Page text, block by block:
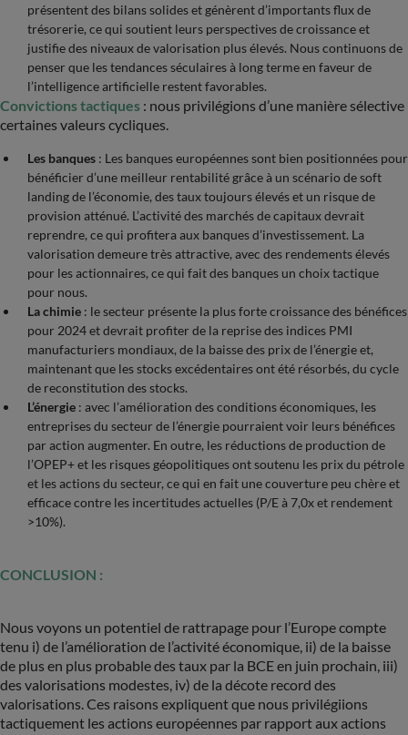
présentent des bilans solides et génèrent d’importants flux de
trésorerie, ce qui soutient leurs perspectives de croissance et
justifie des niveaux de valorisation plus élevés. Nous continuons de
penser que les tendances séculaires à long terme en faveur de
l’intelligence artificielle restent favorables.
Convictions tactiques : nous privilégions d’une manière sélective
certaines valeurs cycliques.
Les banques : Les banques européennes sont bien positionnées pour
bénéficier d’une meilleur rentabilité grâce à un scénario de soft
landing de l’économie, des taux toujours élevés et un risque de
provision atténué. L’activité des marchés de capitaux devrait
reprendre, ce qui profitera aux banques d’investissement. La
valorisation demeure très attractive, avec des rendements élevés
pour les actionnaires, ce qui fait des banques un choix tactique
pour nous.
La chimie : le secteur présente la plus forte croissance des bénéfices
pour 2024 et devrait profiter de la reprise des indices PMI
manufacturiers mondiaux, de la baisse des prix de l’énergie et,
maintenant que les stocks excédentaires ont été résorbés, du cycle
de reconstitution des stocks.
L’énergie : avec l’amélioration des conditions économiques, les
entreprises du secteur de l’énergie pourraient voir leurs bénéfices
par action augmenter. En outre, les réductions de production de
l’OPEP+ et les risques géopolitiques ont soutenu les prix du pétrole
et les actions du secteur, ce qui en fait une couverture peu chère et
efficace contre les incertitudes actuelles (P/E à 7,0x et rendement
>10%).
CONCLUSION :
Nous voyons un potentiel de rattrapage pour l’Europe compte
tenu i) de l’amélioration de l’activité économique, ii) de la baisse
de plus en plus probable des taux par la BCE en juin prochain, iii)
des valorisations modestes, iv) de la décote record des
valorisations. Ces raisons expliquent que nous privilégiions
tactiquement les actions européennes par rapport aux actions